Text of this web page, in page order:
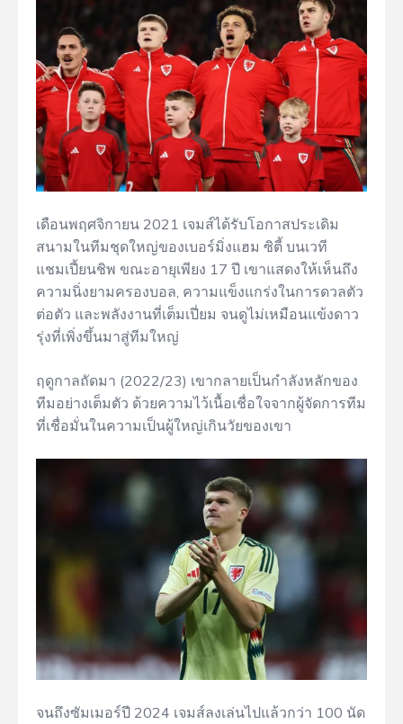
เดือนพฤศจิกายน 2021 เจมส์ได้รับโอกาสประเดิม
สนามในทีมชุดใหญ่ของเบอร์มิ่งแฮม ซิตี้ บนเวที
แชมเปี้ยนชิพ ขณะอายุเพียง 17 ปี เขาแสดงให้เห็นถึง
ความนิ่งยามครองบอล, ความแข็งแกร่งในการดวลตัว
ต่อตัว และพลังงานที่เต็มเปี่ยม จนดูไม่เหมือนแข้งดาว
รุ่งที่เพิ่งขึ้นมาสู่ทีมใหญ่
ฤดูกาลถัดมา (2022/23) เขากลายเป็นกำลังหลักของ
ทีมอย่างเต็มตัว ด้วยความไว้เนื้อเชื่อใจจากผู้จัดการทีม
ที่เชื่อมั่นในความเป็นผู้ใหญ่เกินวัยของเขา
จนถึงซัมเมอร์ปี 2024 เจมส์ลงเล่นไปแล้วกว่า 100 นัด